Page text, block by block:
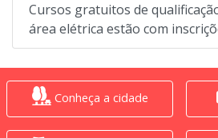
Cursos gratuitos de
área elétrica estão com
Conheça a cidade